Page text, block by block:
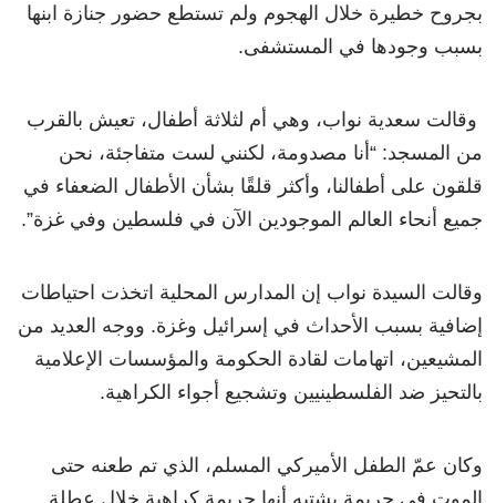
بجروح خطيرة خلال الهجوم ولم تستطع حضور جنازة ابنها
بسبب وجودها في المستشفى.
وقالت سعدية نواب، وهي أم لثلاثة أطفال، تعيش بالقرب
من المسجد: “أنا مصدومة، لكنني لست متفاجئة، نحن
قلقون على أطفالنا، وأكثر قلقًا بشأن الأطفال الضعفاء في
جميع أنحاء العالم الموجودين الآن في فلسطين وفي غزة”.
وقالت السيدة نواب إن المدارس المحلية اتخذت احتياطات
إضافية بسبب الأحداث في إسرائيل وغزة. ووجه العديد من
المشيعين، اتهامات لقادة الحكومة والمؤسسات الإعلامية
بالتحيز ضد الفلسطينيين وتشجيع أجواء الكراهية.
وكان عمّ الطفل الأميركي المسلم، الذي تم طعنه حتى